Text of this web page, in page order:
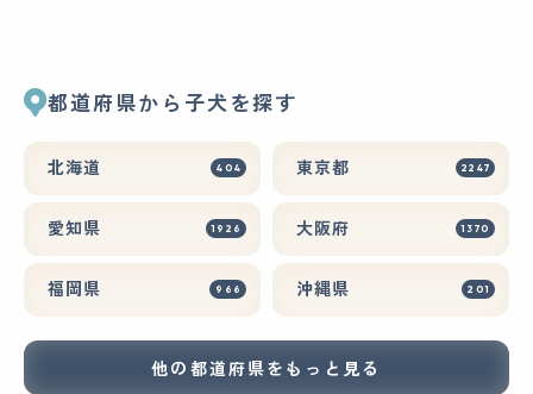
都道府県から子犬を探す
北海道 404 東京都 2247
愛知県 1926 大阪府 1370
福岡県 966 沖縄県 201
他の都道府県をもっと見る